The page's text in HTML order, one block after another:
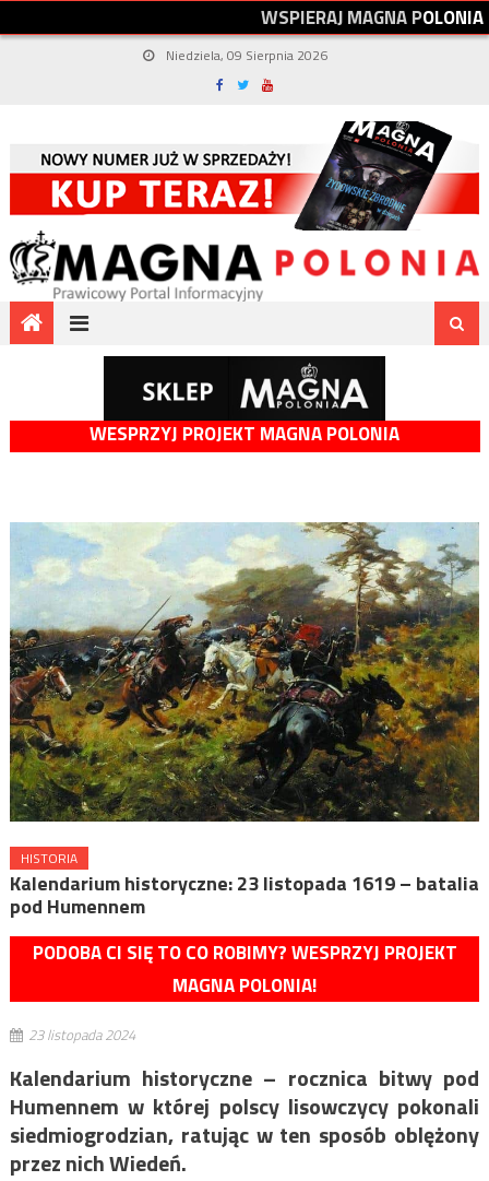
WSPIERAJMAGNAPOLONIA
Niedziela, 09 Sierpnia 2026
WESPRZYJ PROJEKT MAGNA POLONIA
HISTORIA
Kalendarium historyczne: 23 listopada 1619 – batalia
pod Humennem
PODOBA CI SIĘ TO CO ROBIMY? WESPRZYJ PROJEKT
MAGNA POLONIA!
23 listopada 2024
Kalendarium historyczne – rocznica bitwy pod
Humennem w której polscy lisowczycy pokonali
siedmiogrodzian, ratując w ten sposób oblężony
przez nich Wiedeń.